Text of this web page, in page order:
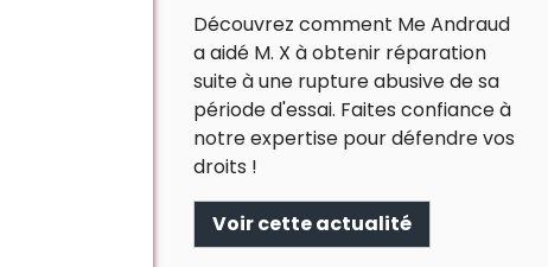
Découvrez comment Me Andraud
a aidé M. X à obtenir réparation
suite à une rupture abusive de sa
période d'essai. Faites confiance à
notre expertise pour défendre vos
droits !
Voir cette actualité